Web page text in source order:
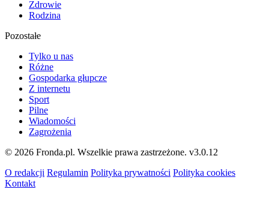
Zdrowie
Rodzina
Pozostałe
Tylko u nas
Różne
Gospodarka głupcze
Z internetu
Sport
Pilne
Wiadomości
Zagrożenia
© 2026 Fronda.pl. Wszelkie prawa zastrzeżone. v3.0.12
O redakcji Regulamin Polityka prywatności Polityka cookies
Kontakt